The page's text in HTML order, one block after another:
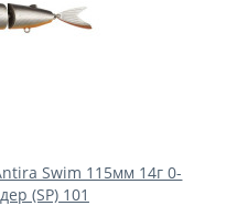
Swim 115мм 14г 0-
(SP) 101